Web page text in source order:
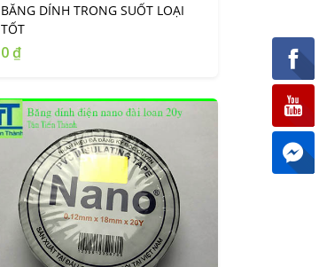
BĂNG DÍNH TRONG SUỐT LOẠI
TỐT
0 ₫